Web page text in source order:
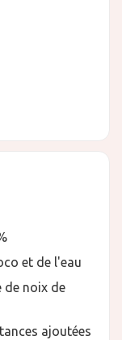
et de l'eau
de noix de
ajoutées